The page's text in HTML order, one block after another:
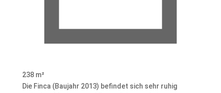
238 m²
Die Finca (Baujahr 2013) befindet sich sehr ruhig